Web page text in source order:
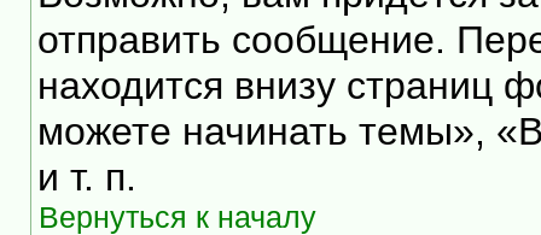
отправить сообщение.
находится внизу
можете начинать темы»,
и т. п.
Вернуться к началу